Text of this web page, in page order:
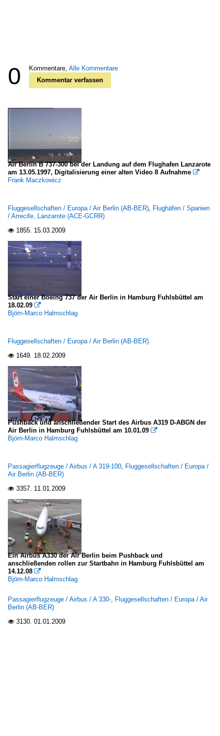
0 Kommentare, Alle Kommentare
Kommentar verfassen
Air Berlin B 737-300 bei der Landung auf dem Flughafen Lanzarote
am 13.05.1997, Digitalisierung einer alten Video 8 Aufnahme 
Frank Maczkowicz
Fluggesellschaften / Europa / Air Berlin (AB-BER), Flughäfen / Spanien
/ Arrecife, Lanzarote (ACE-GCRR)
 1855. 15.03.2009
Start einer Boeing 737 der Air Berlin in Hamburg Fuhlsbüttel am
18.02.09 
Björn-Marco Halmschlag
Fluggesellschaften / Europa / Air Berlin (AB-BER)
 1649. 18.02.2009
Pushback und anschließender Start des Airbus A319 D-ABGN der
Air Berlin in Hamburg Fuhlsbüttel am 10.01.09 
Björn-Marco Halmschlag
Passagierflugzeuge / Airbus / A 319-100, Fluggesellschaften / Europa /
Air Berlin (AB-BER)
 3357. 11.01.2009
Ein Airbus A330 der Air Berlin beim Pushback und
anschließenden rollen zur Startbahn in Hamburg Fuhlsbüttel am
14.12.08 
Björn-Marco Halmschlag
Passagierflugzeuge / Airbus / A 330-, Fluggesellschaften / Europa / Air
Berlin (AB-BER)
 3130. 01.01.2009